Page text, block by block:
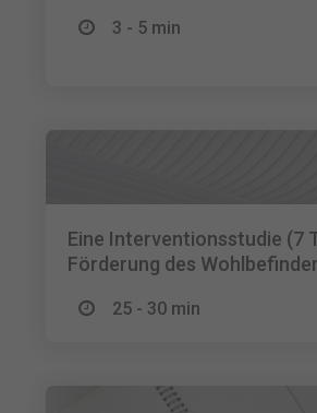
3 - 5 min
Eine Interventionsstudie (7
Förderung des
25 - 30 min